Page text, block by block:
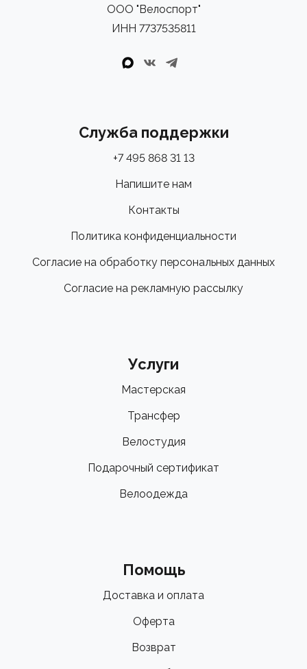
ООО "Велоспорт"
ИНН 7737535811
Служба поддержки
+7 495 868 31 13
Напишите нам
Контакты
Политика конфиденциальности
Согласие на обработку персональных данных
Согласие на рекламную рассылку
Услуги
Мастерская
Трансфер
Велостудия
Подарочный сертификат
Велоодежда
Помощь
Доставка и оплата
Оферта
Возврат